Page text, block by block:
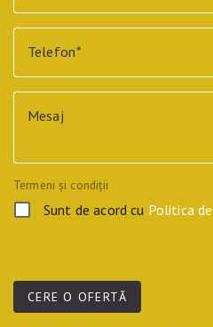
Telefon
Mesaj
Termeni și condiții
Sunt de acord cu Politica
CERE O OFERTĂ